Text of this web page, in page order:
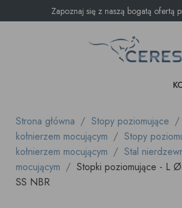
Zapoznaj się z naszą bogatą ofertą
Strona główna Stopy poziomujące
kołnierzem mocującym
Stopy
kołnierzem mocującym
Stal
mocującym
Stopki poziomujące - L
SS NBR